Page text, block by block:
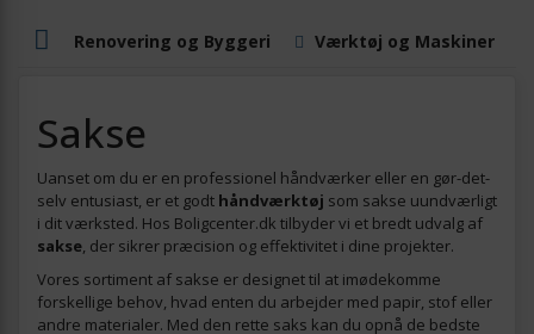
Renovering og Byggeri Værktøj og Maskiner
Sakse
Uanset om du er en professionel håndværker eller en gør-det-
selv entusiast, er et godt håndværktøj som sakse uundværligt
i dit værksted. Hos Boligcenter.dk tilbyder vi et bredt udvalg af
sakse, der sikrer præcision og effektivitet i dine projekter.
Vores sortiment af sakse er designet til at imødekomme
forskellige behov, hvad enten du arbejder med papir, stof eller
andre materialer. Med den rette saks kan du opnå de bedste